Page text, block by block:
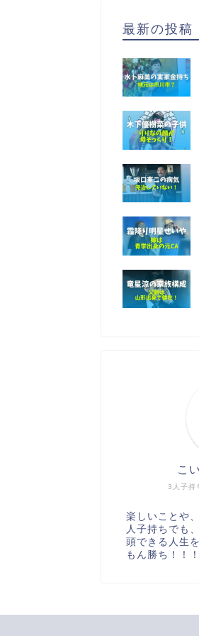
最新の投稿
3人子持
こ
楽しいことや
人子持ちでも
頭できる人生
もん勝ち！！！